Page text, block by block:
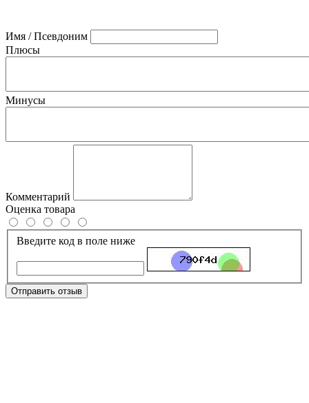
Имя / Псевдоним
Плюсы
Минусы
Комментарий
Оценка товара
Введите код в поле ниже
Отправить отзыв